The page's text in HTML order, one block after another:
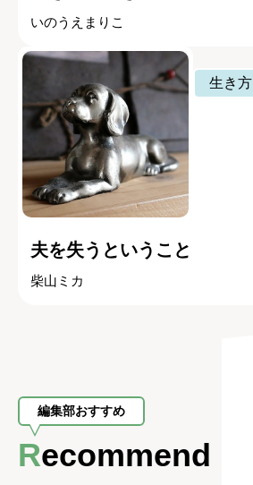
いのうえまりこ
生き方
夫を失うということ
柴山ミカ
編集部おすすめ
Recommend